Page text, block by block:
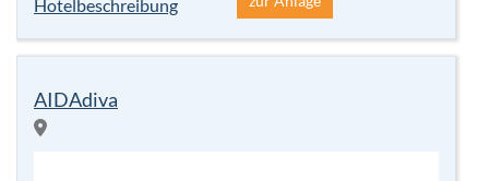
Hotelbeschreibung
AIDAdiva